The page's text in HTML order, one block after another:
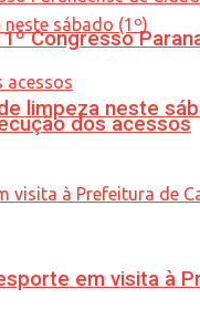
limpeza neste
em visita à
Congresso
dos acessos